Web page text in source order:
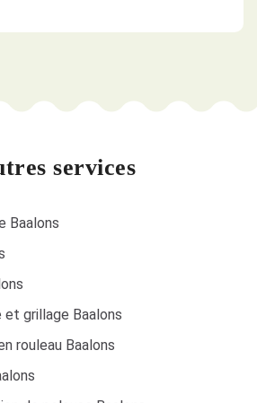
services
Baalons
grillage Baalons
rouleau Baalons